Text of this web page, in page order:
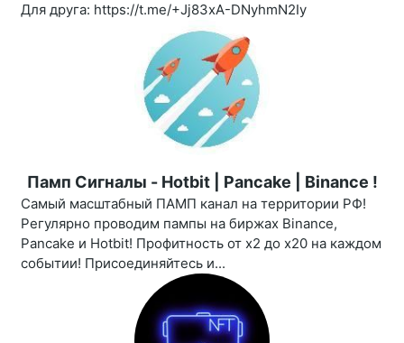
Для друга: https://t.me/+Jj83xA-DNyhmN2Iy
Памп Сигналы - Hotbit | Pancake | Binance !
Самый масштабный ПАМП канал на территории РФ!
Регулярно проводим пампы на биржах Binance,
Pancake и Hotbit! Профитность от х2 до х20 на каждом
событии! Присоединяйтесь и...